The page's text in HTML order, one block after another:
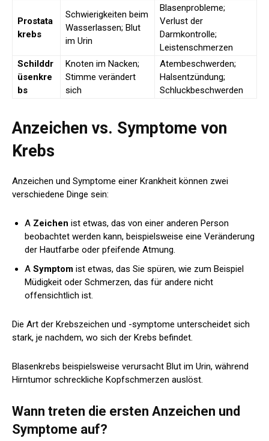
Prostata
krebs
Schwierigkeiten beim
Wasserlassen; Blut
im Urin
Blasenprobleme;
Verlust der
Darmkontrolle;
Leistenschmerzen
Schilddr
üsenkre
bs
Knoten im Nacken;
Stimme verändert
sich
Atembeschwerden;
Halsentzündung;
Schluckbeschwerden
Anzeichen vs. Symptome von
Krebs
Anzeichen und Symptome einer Krankheit können zwei
verschiedene Dinge sein:
A Zeichen ist etwas, das von einer anderen Person
beobachtet werden kann, beispielsweise eine Veränderung
der Hautfarbe oder pfeifende Atmung.
A Symptom ist etwas, das Sie spüren, wie zum Beispiel
Müdigkeit oder Schmerzen, das für andere nicht
offensichtlich ist.
Die Art der Krebszeichen und -symptome unterscheidet sich
stark, je nachdem, wo sich der Krebs befindet.
Blasenkrebs beispielsweise verursacht Blut im Urin, während
Hirntumor schreckliche Kopfschmerzen auslöst.
Wann treten die ersten Anzeichen und
Symptome auf?